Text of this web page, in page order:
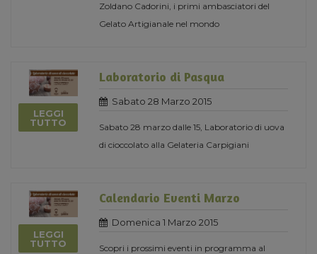
Zoldano Cadorini, i primi ambasciatori del
Gelato Artigianale nel mondo
LEGGI
TUTTO
Laboratorio di Pasqua
Sabato 28 Marzo 2015
Sabato 28 marzo dalle 15, Laboratorio di uova
di cioccolato alla Gelateria Carpigiani
LEGGI
TUTTO
Calendario Eventi Marzo
Domenica 1 Marzo 2015
Scopri i prossimi eventi in programma al